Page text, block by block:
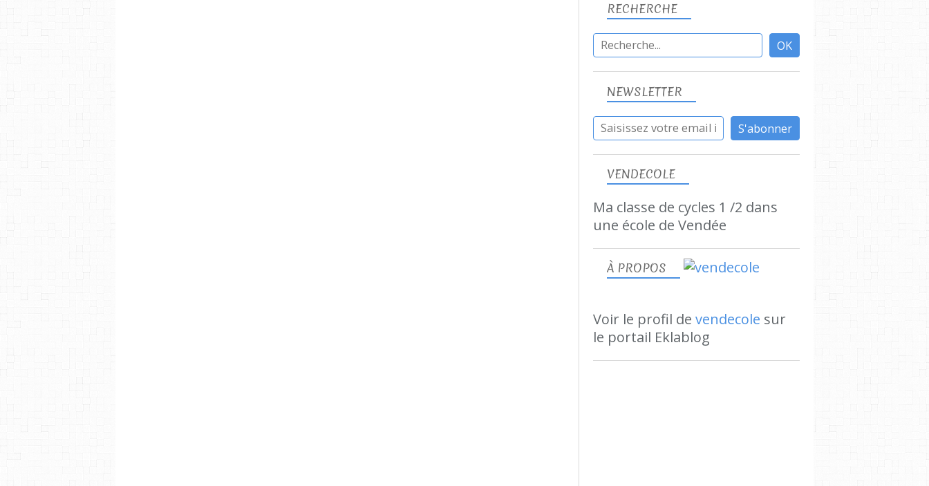
NEWSLETTER
RECHERCHE
VENDECOLE
Ma classe de cycles 1 /2 dans
une école de Vendée
À PROPOS
Voir le profil de vendecole sur
le portail Eklablog